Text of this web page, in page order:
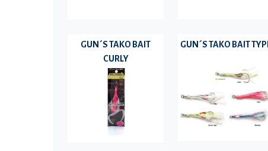
GUN´S TAKO BAIT
CURLY
GUN´S TAKO BAIT